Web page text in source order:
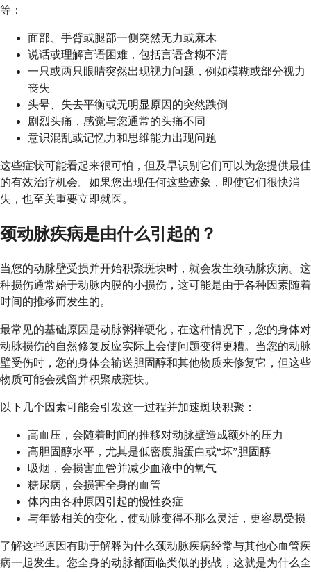
等：
面部、手臂或腿部一侧突然无力或麻木
说话或理解言语困难，包括言语含糊不清
一只或两只眼睛突然出现视力问题，例如模糊或部分视力
丧失
头晕、失去平衡或无明显原因的突然跌倒
剧烈头痛，感觉与您通常的头痛不同
意识混乱或记忆力和思维能力出现问题
这些症状可能看起来很可怕，但及早识别它们可以为您提供最佳
的有效治疗机会。如果您出现任何这些迹象，即使它们很快消
失，也至关重要立即就医。
颈动脉疾病是由什么引起的？
当您的动脉壁受损并开始积聚斑块时，就会发生颈动脉疾病。这
种损伤通常始于动脉内膜的小损伤，这可能是由于各种因素随着
时间的推移而发生的。
最常见的基础原因是动脉粥样硬化，在这种情况下，您的身体对
动脉损伤的自然修复反应实际上会使问题变得更糟。当您的动脉
壁受伤时，您的身体会输送胆固醇和其他物质来修复它，但这些
物质可能会残留并积聚成斑块。
以下几个因素可能会引发这一过程并加速斑块积聚：
高血压，会随着时间的推移对动脉壁造成额外的压力
高胆固醇水平，尤其是低密度脂蛋白或“坏”胆固醇
吸烟，会损害血管并减少血液中的氧气
糖尿病，会损害全身的血管
体内由各种原因引起的慢性炎症
与年龄相关的变化，使动脉变得不那么灵活，更容易受损
了解这些原因有助于解释为什么颈动脉疾病经常与其他心血管疾
病一起发生。您全身的动脉都面临类似的挑战，这就是为什么全